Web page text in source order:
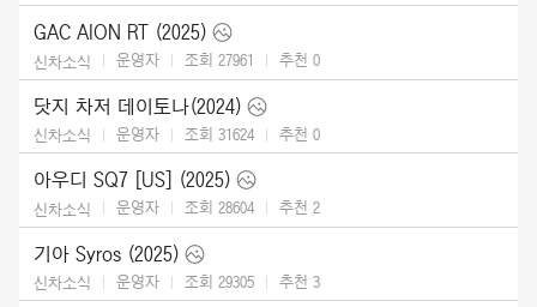
GAC AION RT (2025)
신차소식 운영자 조회 27961 추천 0
닷지 차저 데이토나(2024)
신차소식 운영자 조회 31624 추천 0
아우디 SQ7 [US] (2025)
신차소식 운영자 조회 28604 추천 2
기아 Syros (2025)
신차소식 운영자 조회 29305 추천 3